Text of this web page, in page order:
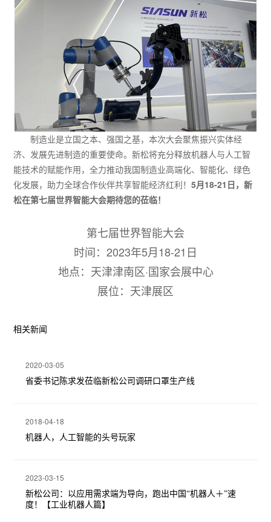
制造业是立国之本、强国之基，本次大会聚焦振兴实体经
济、发展先进制造的重要使命。新松将充分释放机器人与人工智
能技术的赋能作用，全力推动我国制造业高端化、智能化、绿色
化发展，助力全球合作伙伴共享智能经济红利！5月18-21日，新
松在第七届世界智能大会期待您的莅临！
第七届世界智能大会
时间：2023年5月18-21日
地点：天津津南区·国家会展中心
展位：天津展区
相关新闻
2020-03-05
省委书记陈求发莅临新松公司调研口罩生产线
2018-04-18
机器人，人工智能的头号玩家
2023-03-15
新松公司：以应用需求端为导向，跑出中国“机器人＋”速
度！【工业机器人篇】